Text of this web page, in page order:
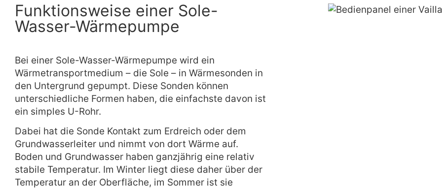
Funktionsweise einer Sole-
Wasser-Wärmepumpe
Bei einer Sole-Wasser-Wärmepumpe wird ein
Wärmetransportmedium – die Sole – in Wärmesonden in
den Untergrund gepumpt. Diese Sonden können
unterschiedliche Formen haben, die einfachste davon ist
ein simples U-Rohr.
Dabei hat die Sonde Kontakt zum Erdreich oder dem
Grundwasserleiter und nimmt von dort Wärme auf.
Boden und Grundwasser haben ganzjährig eine relativ
stabile Temperatur. Im Winter liegt diese daher über der
Temperatur an der Oberfläche, im Sommer ist sie